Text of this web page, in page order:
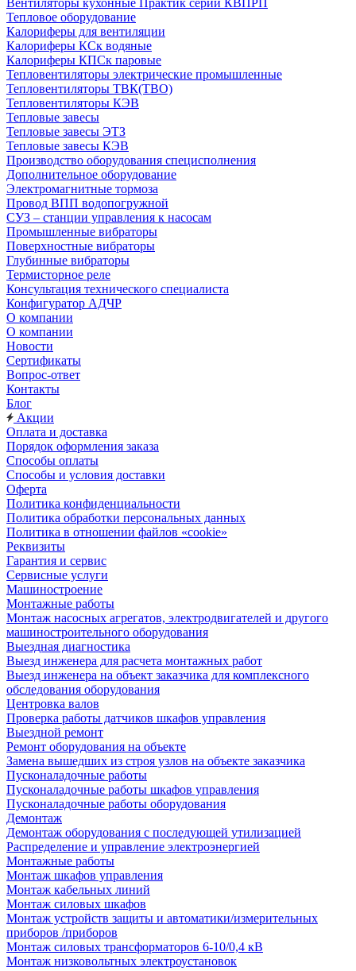
Вентиляторы кухонные Практик серии КВПРП
Тепловое оборудование
Калориферы для вентиляции
Калориферы КСк водяные
Калориферы КПСк паровые
Тепловентиляторы электрические промышленные
Тепловентиляторы ТВК(ТВО)
Тепловентиляторы КЭВ
Тепловые завесы
Тепловые завесы ЭТЗ
Тепловые завесы КЭВ
Производство оборудования специсполнения
Дополнительное оборудование
Электромагнитные тормоза
Провод ВПП водопогружной
СУЗ – станции управления к насосам
Промышленные вибраторы
Поверхностные вибраторы
Глубинные вибраторы
Термисторное реле
Консультация технического специалиста
Конфигуратор АДЧР
О компании
О компании
Новости
Сертификаты
Вопрос-ответ
Контакты
Блог
Акции
Оплата и доставка
Порядок оформления заказа
Способы оплаты
Способы и условия доставки
Оферта
Политика конфиденциальности
Политика обработки персональных данных
Политика в отношении файлов «cookie»
Реквизиты
Гарантия и сервис
Сервисные услуги
Машиностроение
Монтажные работы
Монтаж насосных агрегатов, электродвигателей и другого
машиностроительного оборудования
Выездная диагностика
Выезд инженера для расчета монтажных работ
Выезд инженера на объект заказчика для комплексного
обследования оборудования
Центровка валов
Проверка работы датчиков шкафов управления
Выездной ремонт
Ремонт оборудования на объекте
Замена вышедших из строя узлов на объекте заказчика
Пусконаладочные работы
Пусконаладочные работы шкафов управления
Пусконаладочные работы оборудования
Демонтаж
Демонтаж оборудования с последующей утилизацией
Распределение и управление электроэнергией
Монтажные работы
Монтаж шкафов управления
Монтаж кабельных линий
Монтаж силовых шкафов
Монтаж устройств защиты и автоматики/измерительных
приборов /приборов
Монтаж силовых трансформаторов 6-10/0,4 кВ
Монтаж низковольтных электроустановок